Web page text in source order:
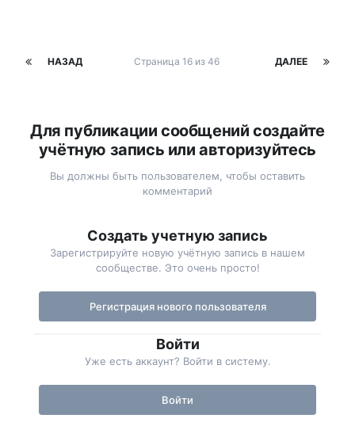
НАЗАД ДАЛЕЕ
Страница 16 из 46
Для публикации сообщений создайте
учётную запись или авторизуйтесь
Вы должны быть пользователем, чтобы оставить
комментарий
Создать учетную запись
Зарегистрируйте новую учётную запись в нашем
сообществе. Это очень просто!
Регистрация нового пользователя
Войти
Уже есть аккаунт? Войти в систему.
Войти